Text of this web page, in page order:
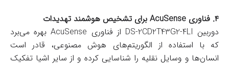
۴. فناوری AcuSense برای تشخیص هوشمند تهدیدات
دوربین DS-2CD2T43G2-4LI از فناوری AcuSense بهره می‌برد
که با استفاده از الگوریتم‌های هوش مصنوعی، قادر است
انسان‌ها و وسایل نقلیه را شناسایی کرده و از سایر اشیا تفکیک